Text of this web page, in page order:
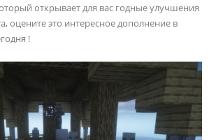
открывает для вас годные улучшения
оцените это интересное дополнение в
!